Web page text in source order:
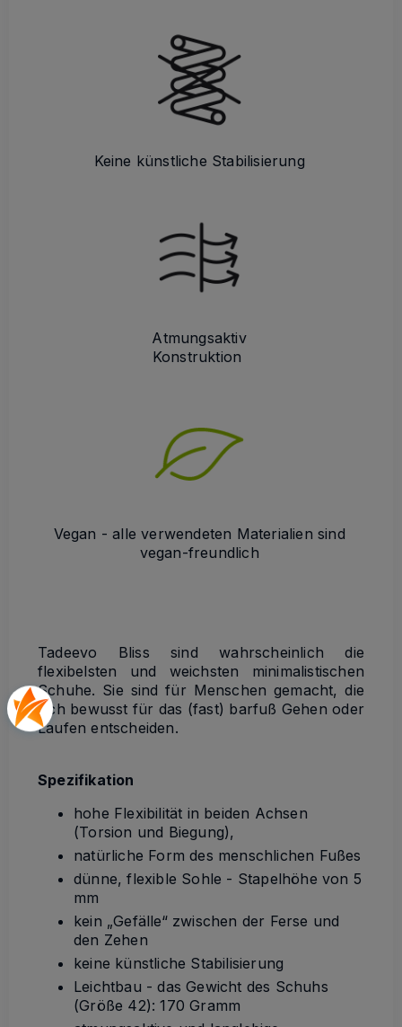
Keine künstliche Stabilisierung
Atmungsaktiv
Konstruktion
Vegan - alle verwendeten Materialien sind
vegan-freundlich
Tadeevo Bliss sind wahrscheinlich die
flexibelsten und weichsten minimalistischen
Schuhe. Sie sind für Menschen gemacht, die
sich bewusst für das (fast) barfuß Gehen oder
Laufen entscheiden.
Spezifikation
hohe Flexibilität in beiden Achsen
(Torsion und Biegung),
natürliche Form des menschlichen Fußes
dünne, flexible Sohle - Stapelhöhe von 5
mm
kein „Gefälle“ zwischen der Ferse und
den Zehen
keine künstliche Stabilisierung
Leichtbau - das Gewicht des Schuhs
(Größe 42): 170 Gramm